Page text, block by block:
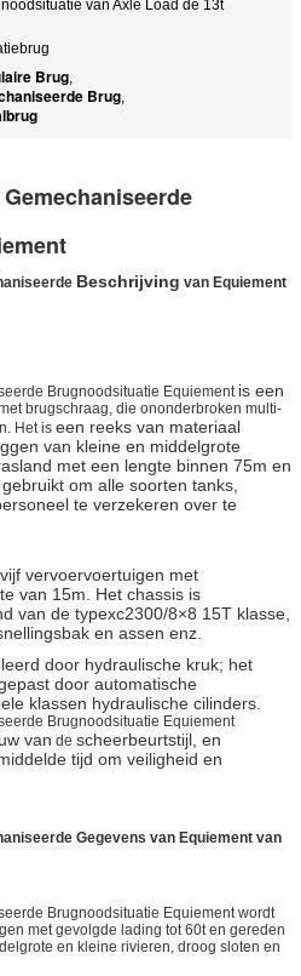
van Axle Load de 13t
Brug,
Brug,
Beschrijving van Equiement
Brugnoodsituatie Equiement is een
brugschraag, die ononderbroken multi-
Het is een reeks van materiaal
van kleine en middelgrote
met een lengte binnen 75m en
om alle soorten tanks,
te verzekeren over te
vervoervoertuigen met
van 15m. Het chassis is
van de typexc2300/8×8 15T klasse,
en assen enz.
door hydraulische kruk; het
door automatische
klassen hydraulische cilinders.
Brugnoodsituatie Equiement
van de scheerbeurtstijl, en
tijd om veiligheid en
Gegevens van Equiement van
Brugnoodsituatie Equiement wordt
met gevolgde lading tot 60t en gereden
en kleine rivieren, droog sloten en